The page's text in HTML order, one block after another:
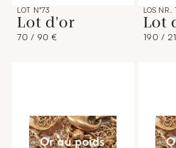
LOT N°73
Lot d'or
70 / 90 €
LOS NR.
Lot
190 /